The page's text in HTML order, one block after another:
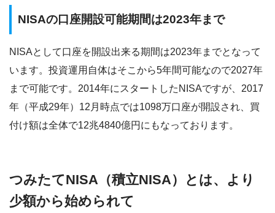
NISAの口座開設可能期間は2023年まで
NISAとして口座を開設出来る期間は2023年までとなって
います。投資運用自体はそこから5年間可能なので2027年
まで可能です。2014年にスタートしたNISAですが、2017
年（平成29年）12月時点では1098万口座が開設され、買
付け額は全体で12兆4840億円にもなっております。
つみたてNISA（積立NISA）とは、より
少額から始められて